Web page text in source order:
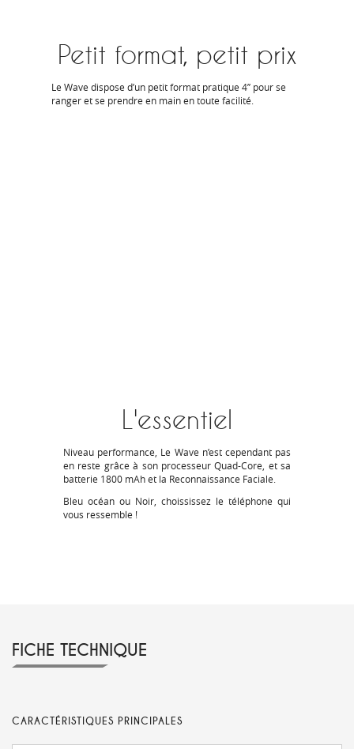
Petit format, petit prix
Le Wave dispose d’un petit format pratique 4’’ pour se
ranger et se prendre en main en toute facilité.
L'essentiel
Niveau performance, Le Wave n’est cependant pas
en reste grâce à son processeurQuad-Core , et sa
batterie 1800 mAhet la Reconnaissance Faciale
Bleu océan ou Noir , choississez le téléphone qui
vous ressemble !
FICHE TECHNIQUE
CARACTÉRISTIQUES PRINCIPALES